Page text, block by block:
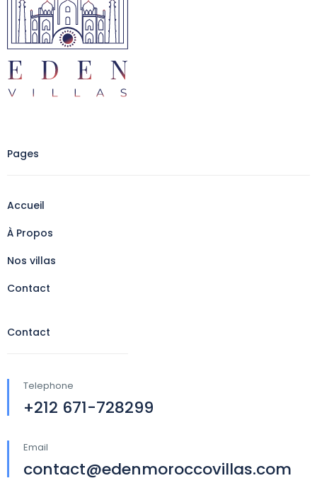
Pages
Accueil
À Propos
Nos villas
Contact
Contact
Telephone
+212 671-728299
Email
contact@edenmoroccovillas.com